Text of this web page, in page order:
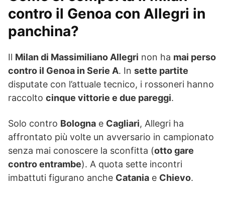
contro il Genoa con Allegri in
panchina?
Il Milan di Massimiliano Allegri non ha mai perso
contro il Genoa in Serie A. In sette partite
disputate con l’attuale tecnico, i rossoneri hanno
raccolto cinque vittorie e due pareggi.
Solo contro Bologna e Cagliari, Allegri ha
affrontato più volte un avversario in campionato
senza mai conoscere la sconfitta (otto gare
contro entrambe). A quota sette incontri
imbattuti figurano anche Catania e Chievo.